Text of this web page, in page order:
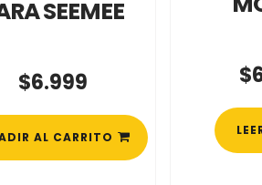
SEEMEE
$6.999
AL CARRITO
$